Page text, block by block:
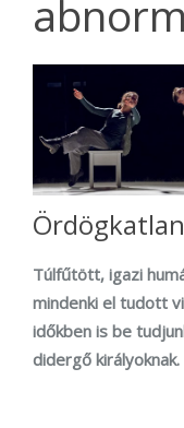
Túlfűtött, igazi
mindenki el tudott
időkben is be
didergő királyoknak.